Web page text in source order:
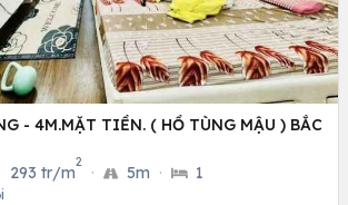
- 4M.MẶT TIỀN. ( HỒ TÙNG MẬU ) BẮC
293 tr/m
2
· 5m · 1